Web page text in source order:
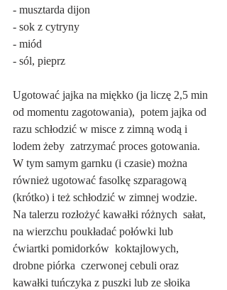
- musztarda dijon
- sok z cytryny
- miód
- sól, pieprz
Ugotować jajka na miękko (ja liczę 2,5 min
od momentu zagotowania),  potem jajka od
razu schłodzić w misce z zimną wodą i
lodem żeby  zatrzymać proces gotowania.
W tym samym garnku (i czasie) można
również ugotować fasolkę szparagową
(krótko) i też schłodzić w zimnej wodzie.
Na talerzu rozłożyć kawałki różnych  sałat,
na wierzchu poukładać połówki lub
ćwiartki pomidorków  koktajlowych,
drobne piórka  czerwonej cebuli oraz
kawałki tuńczyka z puszki lub ze słoika